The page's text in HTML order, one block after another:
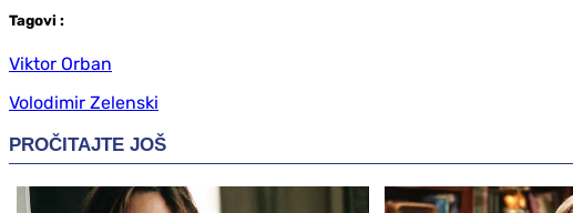
Tagovi :
Viktor Orban
Volodimir Zelenski